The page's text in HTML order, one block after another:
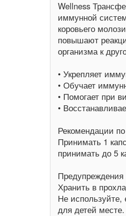
Wellness
иммунной
коровьего
повышают
организма к
• Укрепляет
• Обучает
• Помогает при
•
Рекомендации
Принимать 1
принимать до 5
Предупреждения
Хранить в
Не используйте,
для детей месте.